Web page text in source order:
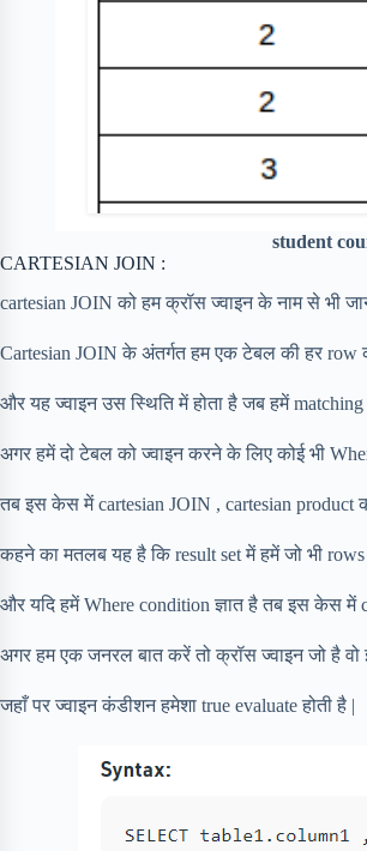
student
CARTESIAN JOIN :
cartesian JOIN को हम क्रॉस ज्वाइन के नाम से भी
Cartesian JOIN के अंतर्गत हम एक टेबल की हर
और यह ज्वाइन उस स्थिति में होता है जब हमें
अगर हमें दो टेबल को ज्वाइन करने के लिए कोई भी
तब इस केस में cartesian JOIN , cartesian product
कहने का मतलब यह है कि result set में हमें जो भी rows
और यदि हमें Where condition ज्ञात है तब इस केस में
अगर हम एक जनरल बात करें तो क्रॉस ज्वाइन जो है वो
जहाँ पर ज्वाइन कंडीशन हमेशा true evaluate होती है |